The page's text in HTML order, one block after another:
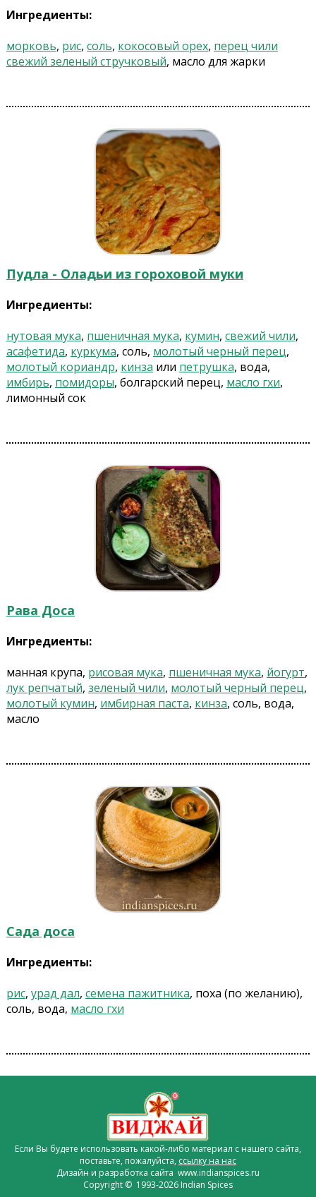
Ингредиенты:
морковь, рис, соль, кокосовый орех, перец чили
свежий зеленый стручковый, масло для жарки
Пудла - Оладьи из гороховой муки
Ингредиенты:
нутовая мука, пшеничная мука, кумин, свежий чили,
асафетида, куркума, соль, молотый черный перец,
молотый кориандр, кинза или петрушка, вода,
имбирь, помидоры, болгарский перец, масло гхи,
лимонный сок
Рава Доса
Ингредиенты:
манная крупа, рисовая мука, пшеничная мука, йогурт,
лук репчатый, зеленый чили, молотый черный перец,
молотый кумин, имбирная паста, кинза, соль, вода,
масло
Сада доса
Ингредиенты:
рис, урад дал, семена пажитника, поха (по желанию),
соль, вода, масло гхи
Если Вы будете использовать какой-либо материал с нашего сайта,
поставьте, пожалуйста, ссылку на нас
Дизайн и разработка сайта www.indianspices.ru
Copyright © 1993-2026 Indian Spices